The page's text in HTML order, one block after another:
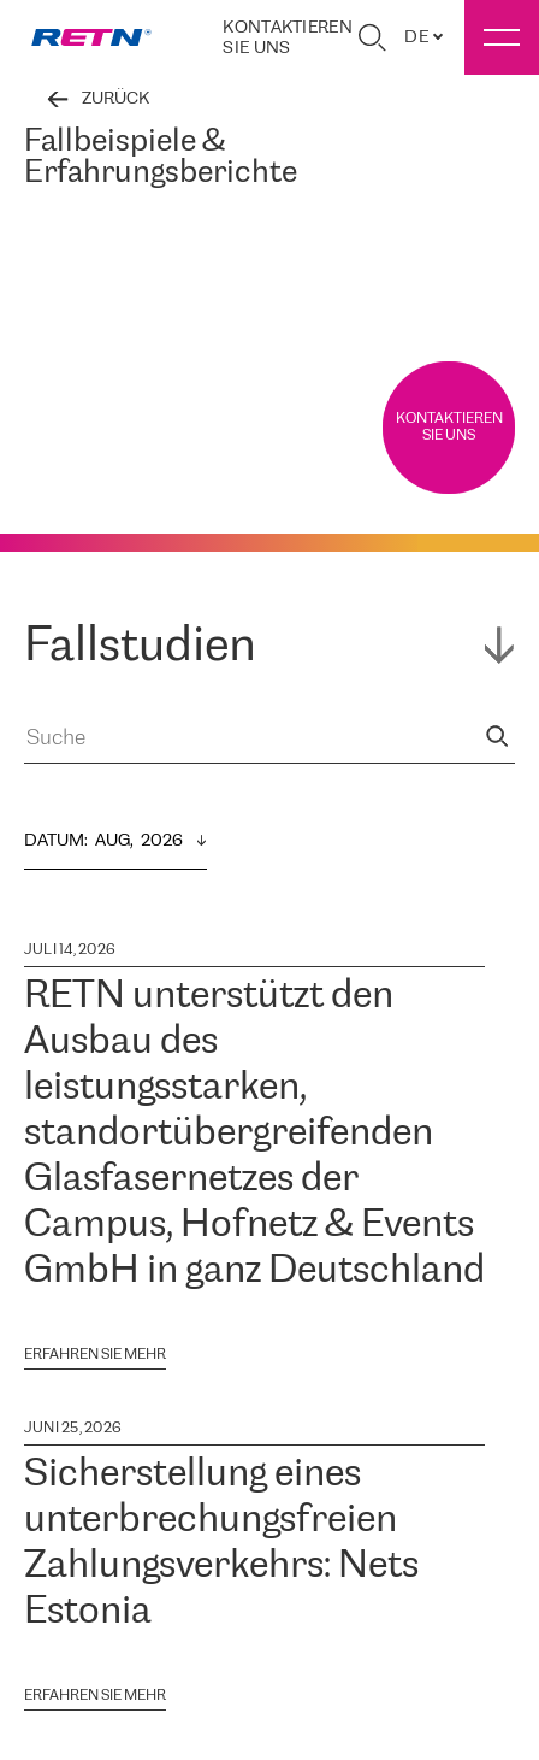
KONTAKTIEREN
SIE UNS
DE
ZURÜCK
Fallbeispiele &
Erfahrungsberichte
KONTAKTIEREN
SIE UNS
Fallstudien
DATUM: AUG,  2026
JULI 14, 2026
RETN unterstützt den
Ausbau des
leistungsstarken,
standortübergreifenden
Glasfasernetzes der
Campus, Hofnetz & Events
GmbH in ganz Deutschland
ERFAHREN SIE MEHR
JUNI 25, 2026
Sicherstellung eines
unterbrechungsfreien
Zahlungsverkehrs: Nets
Estonia
ERFAHREN SIE MEHR